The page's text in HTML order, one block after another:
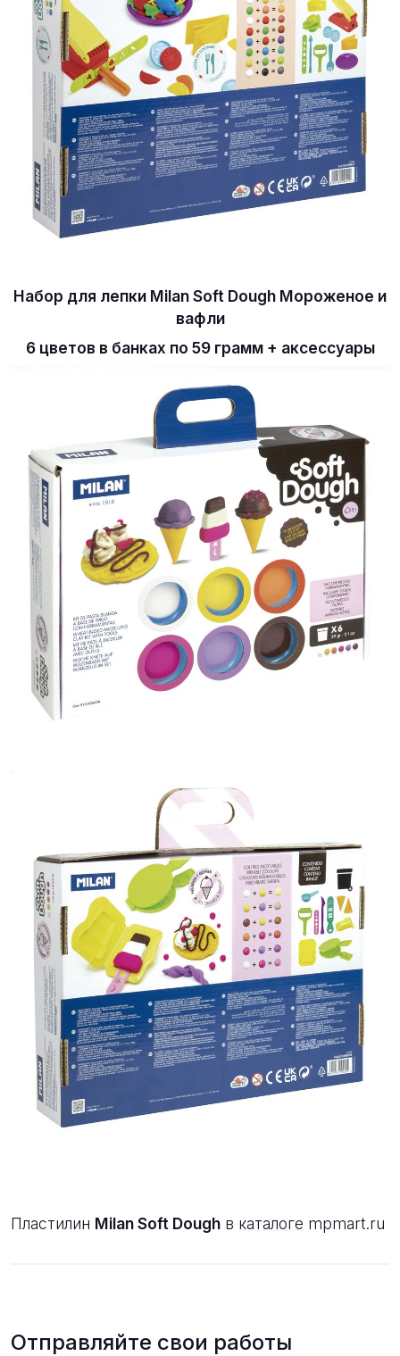
Набор для лепки Milan Soft Dough Мороженое и
вафли
6 цветов в банках по 59 грамм + аксессуары
Пластилин Milan Soft Dough в каталоге mpmart.ru
Отправляйте свои работы